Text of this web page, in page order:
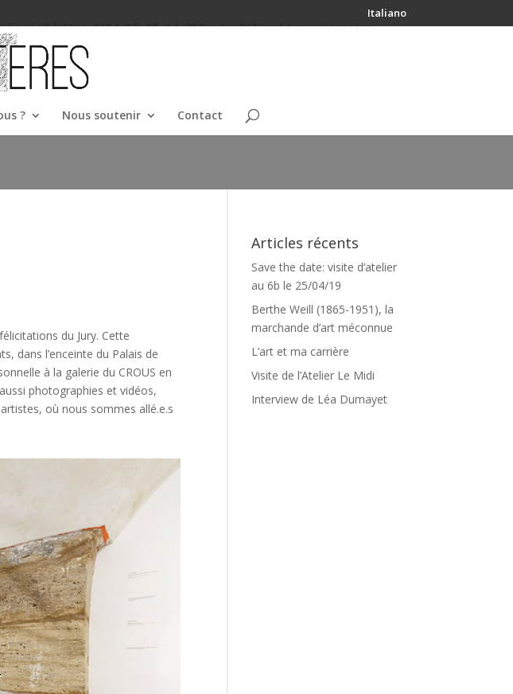
bb40cac019dc8fa67a1da258ee6ce362/web/caracteres/wp-
Italiano
? Nous soutenir Contact
du Jury. Cette
dans l’enceinte du Palais de
à la galerie du CROUS en
photographies et vidéos,
où nous sommes allé.e.s
Articles récents
Save the date: visite d’atelier
au 6b le 25/04/19
Berthe Weill (1865-1951), la
marchande d’art méconnue
L’art et ma carrière
Visite de l’Atelier Le Midi
Interview de Léa Dumayet